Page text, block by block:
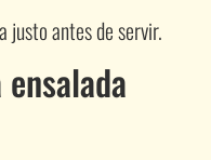
justo antes de servir.